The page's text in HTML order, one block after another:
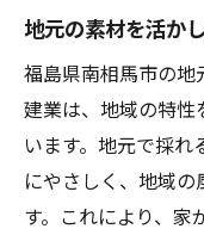
地元の素材を活か
福島県南相馬市の
建業は、地域の特性
います。地元で採
にやさしく、地域
す。これにより、家